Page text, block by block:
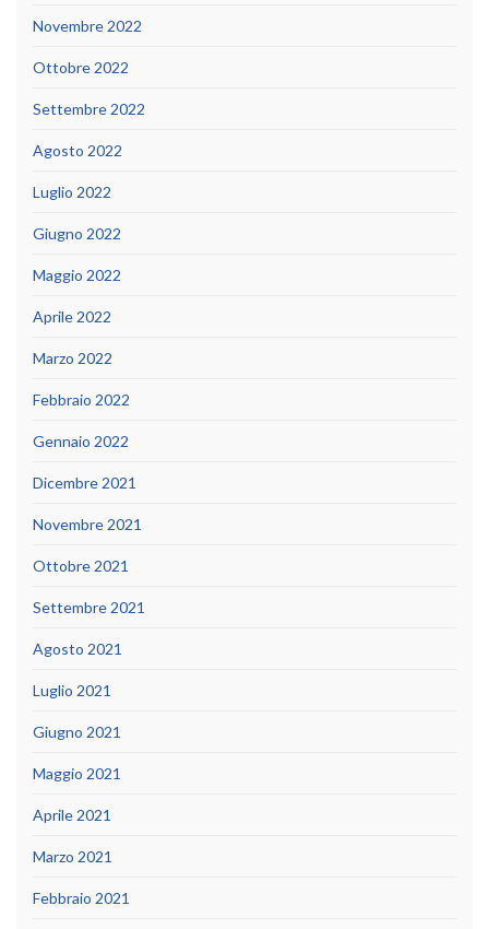
Novembre 2022
Ottobre 2022
Settembre 2022
Agosto 2022
Luglio 2022
Giugno 2022
Maggio 2022
Aprile 2022
Marzo 2022
Febbraio 2022
Gennaio 2022
Dicembre 2021
Novembre 2021
Ottobre 2021
Settembre 2021
Agosto 2021
Luglio 2021
Giugno 2021
Maggio 2021
Aprile 2021
Marzo 2021
Febbraio 2021